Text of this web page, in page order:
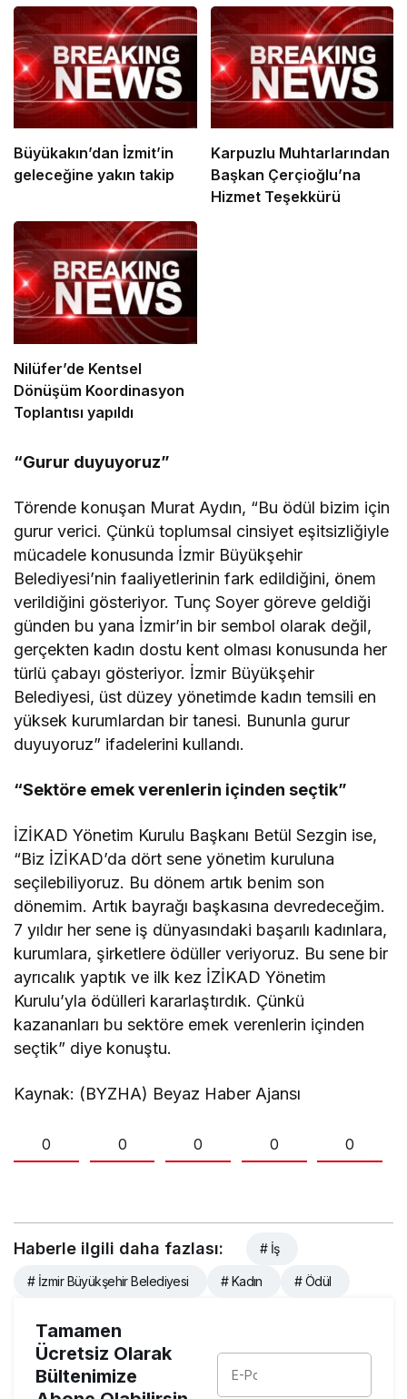
Büyükakın’dan İzmit’in
geleceğine yakın takip
Karpuzlu Muhtarlarından
Başkan Çerçioğlu’na
Hizmet Teşekkürü
Nilüfer’de Kentsel
Dönüşüm Koordinasyon
Toplantısı yapıldı
“Gurur duyuyoruz”
Törende konuşan Murat Aydın, “Bu ödül bizim için
gurur verici. Çünkü toplumsal cinsiyet eşitsizliğiyle
mücadele konusunda İzmir Büyükşehir
Belediyesi’nin faaliyetlerinin fark edildiğini, önem
verildiğini gösteriyor. Tunç Soyer göreve geldiği
günden bu yana İzmir’in bir sembol olarak değil,
gerçekten kadın dostu kent olması konusunda her
türlü çabayı gösteriyor. İzmir Büyükşehir
Belediyesi, üst düzey yönetimde kadın temsili en
yüksek kurumlardan bir tanesi. Bununla gurur
duyuyoruz” ifadelerini kullandı.
“Sektöre emek verenlerin içinden seçtik”
İZİKAD Yönetim Kurulu Başkanı Betül Sezgin ise,
“Biz İZİKAD’da dört sene yönetim kuruluna
seçilebiliyoruz. Bu dönem artık benim son
dönemim. Artık bayrağı başkasına devredeceğim.
7 yıldır her sene iş dünyasındaki başarılı kadınlara,
kurumlara, şirketlere ödüller veriyoruz. Bu sene bir
ayrıcalık yaptık ve ilk kez İZİKAD Yönetim
Kurulu’yla ödülleri kararlaştırdık. Çünkü
kazananları bu sektöre emek verenlerin içinden
seçtik” diye konuştu.
Kaynak: (BYZHA) Beyaz Haber Ajansı
0 0 0 0 0
Haberle ilgili daha fazlası: # İş
# İzmir Büyükşehir Belediyesi # Kadın # Ödül
Tamamen
Ücretsiz Olarak
Bültenimize